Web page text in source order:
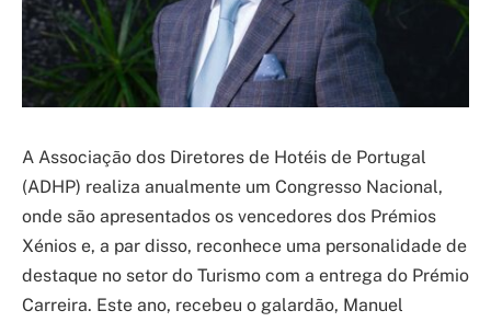
A Associação dos Diretores de Hotéis de Portugal
(ADHP) realiza anualmente um Congresso Nacional,
onde são apresentados os vencedores dos Prémios
Xénios e, a par disso, reconhece uma personalidade de
destaque no setor do Turismo com a entrega do Prémio
Carreira. Este ano, recebeu o galardão, Manuel